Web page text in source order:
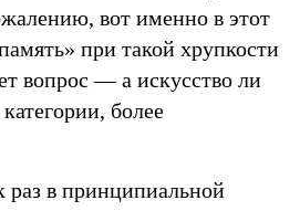
вот именно в этот
при такой хрупкости
вопрос — а искусство ли
более
раз в принципиальной